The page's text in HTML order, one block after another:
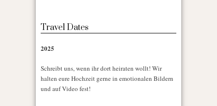
Travel Dates
2025
Schreibt uns, wenn ihr dort heiraten wollt! Wir
halten eure Hochzeit gerne in emotionalen Bildern
und auf Video fest!